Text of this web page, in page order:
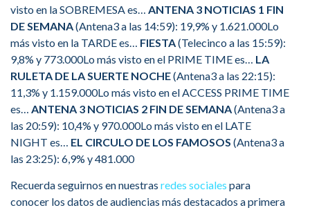
visto en la SOBREMESA es… ANTENA 3 NOTICIAS 1 FIN
DE SEMANA(Antena3 a las 14:59): 19,9% y 1.621.000Lo
más visto en la TARDE es… FIESTA(Telecinco a las 15:59):
9,8% y 773.000Lo más visto en el PRIME TIME es… LA
RULETA DE LA SUERTE NOCHE(Antena3 a las 22:15):
11,3% y 1.159.000Lo más visto en el ACCESS PRIME TIME
es… ANTENA 3 NOTICIAS 2 FIN DE SEMANA(Antena3 a
las 20:59): 10,4% y 970.000Lo más visto en el LATE
NIGHT es… EL CIRCULO DE LOS FAMOSOS (Antena3 a
las 23:25): 6,9% y 481.000
Recuerda seguirnos en nuestras redes sociales para
conocer los datos de audiencias más destacados a primera